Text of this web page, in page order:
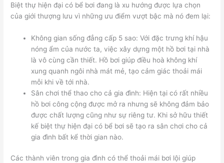
Biệt thự hiện đại có bể bơi đang là xu hướng được lựa chọn
của giới thượng lưu vì những ưu điểm vượt bậc mà nó đem lại:
Không gian sống đẳng cấp 5 sao: Với đặc trưng khí hậu
nóng ẩm của nước ta, việc xây dựng một hồ bơi tại nhà
là vô cùng cần thiết. Hồ bơi giúp điều hoà không khí
xung quanh ngôi nhà mát mẻ, tạo cảm giác thoải mái
mỗi khi về tới nhà.
Sân chơi thể thao cho cả gia đình: Hiện tại có rất nhiều
hồ bơi công cộng được mở ra nhưng sẽ không đảm bảo
được chất lượng cũng như sự riêng tư. Khi sở hữu thiết
kế biệt thự hiện đại có bể bơi sẽ tạo ra sân chơi cho cả
gia đình bất kể thời gian nào.
Các thành viên trong gia đình có thể thoải mái bơi lội giúp